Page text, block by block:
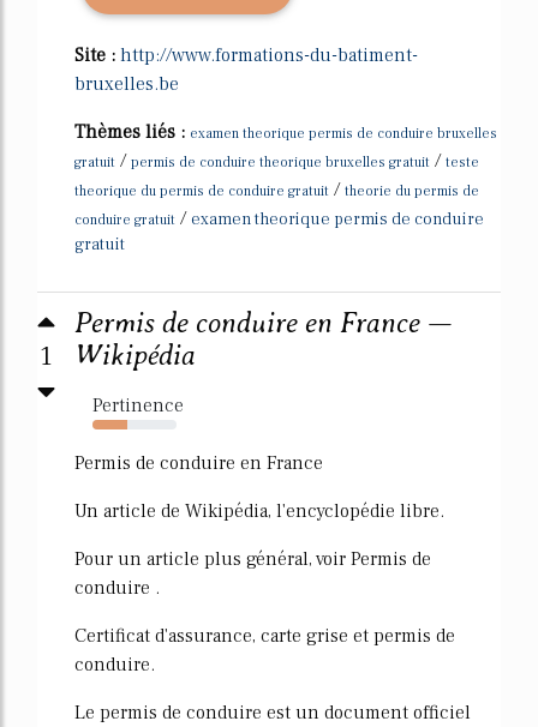
Site : http://www.formations-du-batiment-
bruxelles.be
Thèmes liés : examen theorique permis de conduire bruxelles
gratuit / permis de conduire theorique bruxelles gratuit / teste
theorique du permis de conduire gratuit / theorie du permis de
conduire gratuit / examen theorique permis de conduire
gratuit
1
Permis de conduire en France —
Wikipédia
Pertinence
42%
Permis de conduire en France
Un article de Wikipédia, l'encyclopédie libre.
Pour un article plus général, voir Permis de
conduire .
Certificat d'assurance, carte grise et permis de
conduire.
Le permis de conduire est un document officiel